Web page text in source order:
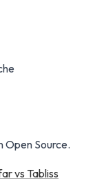
Open Source.
vs Tabliss